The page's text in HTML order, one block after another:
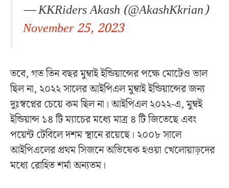
— KKRiders Akash (@AkashKkrian)
November 25, 2023
তবে, গত তিন বছর মুম্বাই ইন্ডিয়ান্সের পক্ষে মোটেও ভাল
ছিল না, ২০২২ সালের আইপিএল মুম্বাই ইন্ডিয়ান্সের জন্য
দুঃস্বপ্নের চেয়ে কম ছিল না। আইপিএল ২০২২-এ, মুম্বই
ইন্ডিয়ান্স ১৪ টি ম্যাচের মধ্যে মাত্র ৪ টি জিতেছে এবং
পয়েন্ট টেবিলে দশম স্থানে রয়েছে। ২০০৮ সালে
আইপিএলের প্রথম সিজনে অভিষেক হওয়া খেলোয়াড়দের
মধ্যে রোহিত শর্মা অন্যতম।